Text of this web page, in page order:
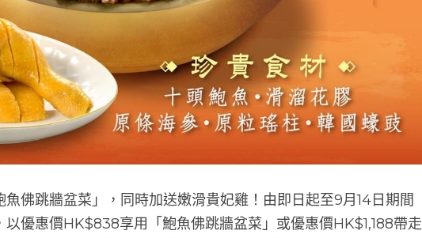
佛跳牆盆菜」，同時加送嫩滑貴妃雞！由即日起至9月14日期間
優惠價HK$838享用「鮑魚佛跳牆盆菜」或優惠價HK$1,188帶走